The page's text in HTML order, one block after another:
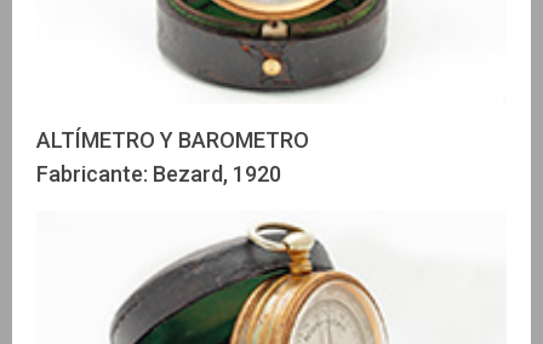
ALTÍMETRO Y BAROMETRO
Fabricante: Bezard, 1920